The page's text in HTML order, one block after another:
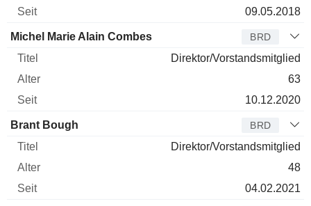
09.05.2018
Michel Marie Alain Combes BRD
Direktor/Vorstandsmitglied
63
10.12.2020
Brant Bough BRD
Direktor/Vorstandsmitglied
48
04.02.2021